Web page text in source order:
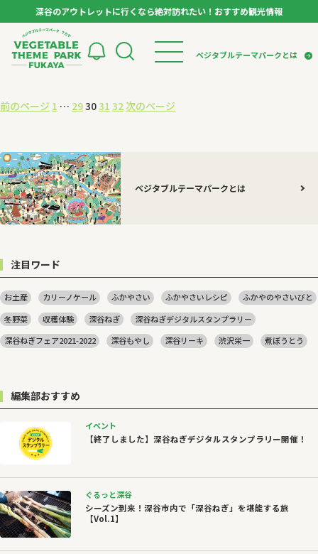
深谷のアウトレットに行くなら絶対訪れたい！おすすめ観光情報
ベジタブルテーマパークとは
トップページ
スポット
イベント
体験
投
ビ
ゲ
ー
シ
ン
前のページ 固
ー
ジ
1 … 固
ー
ジ
29固
ー
ジ
30固
ー
ジ
31 固
ー
ジ
32次のページ
ベジタブルテーマパークとは
注目ワード
お土産 カリーノケール ふかやさい ふかやさいレシピ
ふかやのやさいびと
冬野菜
収穫体験 深谷ねぎ
深谷ねぎデジタルスタンプラリー
深谷ねぎフェア2021-2022
深谷もやし 深谷リーキ 渋沢栄一 煮ぼうとう
編集部おすすめ
イベント
【終了しました】深谷ねぎデジタルスタンプラリー開催！
ぐるっと深谷
シーズン到来！深谷市内で「深谷ねぎ」を堪能する旅
【Vol.1】